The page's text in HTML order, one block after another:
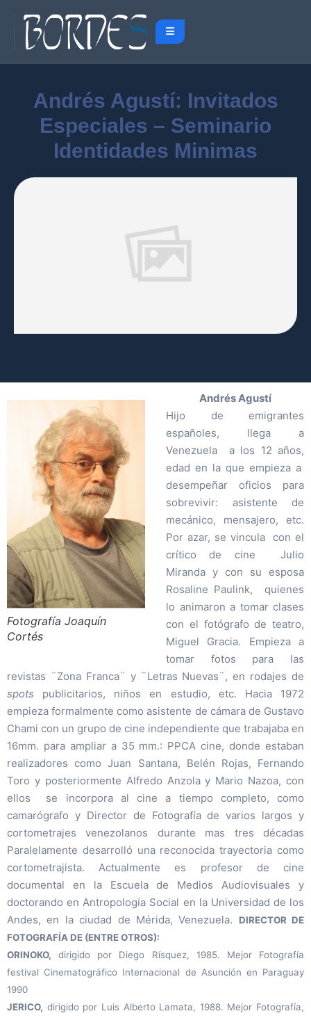
Andrés Agustí: Invitados
Especiales – Seminario
Identidades Minimas
Fotografía Joaquín
Cortés
Andrés Agustí
Hijo de emigrantes
españoles, llega a
Venezuela a los 12 años,
edad en la que empieza a
desempeñar oficios para
sobrevivir: asistente de
mecánico, mensajero, etc.
Por azar, se vincula con el
crítico de cine Julio
Miranda y con su esposa
Rosaline Paulink, quienes
lo animaron a tomar clases
con el fotógrafo de teatro,
Miguel Gracia. Empieza a
tomar fotos para las
revistas ¨Zona Franca¨ y ¨Letras Nuevas¨, en rodajes de
spots publicitarios, niños en estudio, etc. Hacia 1972
empieza formalmente como asistente de cámara de Gustavo
Chami con un grupo de cine independiente que trabajaba en
16mm. para ampliar a 35 mm.: PPCA cine, donde estaban
realizadores como Juan Santana, Belén Rojas, Fernando
Toro y posteriormente Alfredo Anzola y Mario Nazoa, con
ellos se incorpora al cine a tiempo completo, como
camarógrafo y Director de Fotografía de varios largos y
cortometrajes venezolanos durante mas tres décadas
Paralelamente desarrolló una reconocida trayectoria como
cortometrajista. Actualmente es profesor de cine
documental en la Escuela de Medios Audiovisuales y
doctorando en Antropología Social en la Universidad de los
Andes, en la ciudad de Mérida, Venezuela.
DIRECTOR DE
FOTOGRAFÍA DE (ENTRE OTROS):
ORINOKO, dirigido por Diego Rísquez, 1985. Mejor Fotografía
festival Cinematográfico Internacional de Asunción en Paraguay
1990
JERICO, dirigido por Luis Alberto Lamata, 1988. Mejor Fotografía,